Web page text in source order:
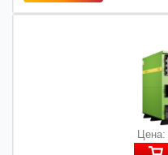
Цена: